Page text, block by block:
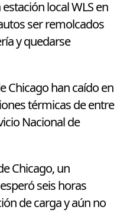
local WLS en
ser remolcados
y quedarse
Chicago han caído en
térmicas de entre
Nacional de
Chicago, un
seis horas
de carga y aún no